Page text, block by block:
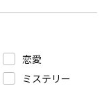
恋愛
ミステリー